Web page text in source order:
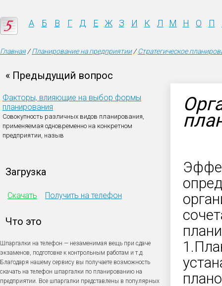
А Б В Г Д Е Ж З И К Л М Н О П
Главная/Планирование на предприятии/Стратегическое
« Предыдущий вопрос
Факторы, влияющие на выбор формы
планирования
Совокупность различных видов планирования,
применяемая одновременно на конкретном
предприятии, назыв
Загрузка
Скачать Получить на телефон
Что это
Шпаргалки на телефон — незаменимая вещь при сдаче
экзаменов, подготовке к контрольным работам и т.д.
Благодаря нашему сервису вы получаете возможность
скачать на телефон шпаргалки по планированию на
предприятии. Все шпаргалки представлены в популярных